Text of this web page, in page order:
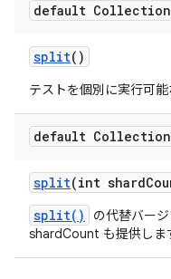
default
split()
テストを個別に実行可能
default
split(int shard
split()
の代替バー
shardCount も提供しま